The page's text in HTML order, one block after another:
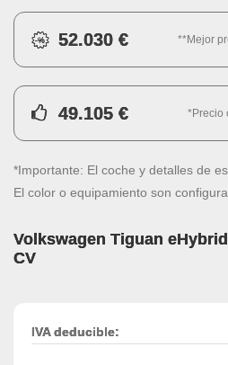
52.030 € **Mejor
49.105 € *Precio
*Importante: El coche y detalles de
El color o equipamiento son
Volkswagen Tiguan
CV
IVA deducible: